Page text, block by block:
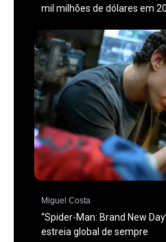
mil milhões de dólares em
Miguel Costa
“Spider-Man: Brand New
estreia global de sempre